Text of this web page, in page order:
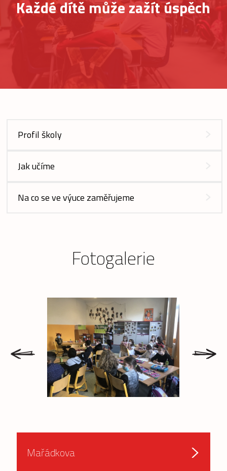
Každé dítě může zažít úspěch
Profil školy
Jak učíme
Na co se ve výuce zaměřujeme
Fotogalerie
Mařádkova